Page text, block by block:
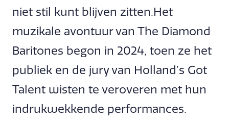
niet stil kunt blijven zitten.Het
muzikale avontuur van The Diamond
Baritones begon in 2024, toen ze het
publiek en de jury van Holland’s Got
Talent wisten te veroveren met hun
indrukwekkende performances.